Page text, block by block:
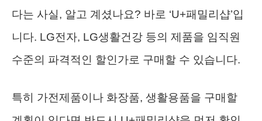
다는 사실, 알고 계셨나요? 바로 ‘U+패밀리샵’입
니다. LG전자, LG생활건강 등의 제품을 임직원
수준의 파격적인 할인가로 구매할 수 있습니다.
특히 가전제품이나 화장품, 생활용품을 구매할